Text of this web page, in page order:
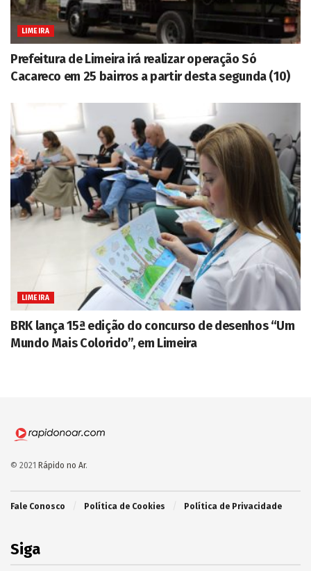
LIMEIRA
Prefeitura de Limeira irá realizar operação Só
Cacareco em 25 bairros a partir desta segunda (10)
LIMEIRA
BRK lança 15ª edição do concurso de desenhos “Um
Mundo Mais Colorido”, em Limeira
© 2021 Rápido no Ar.
Fale Conosco Política de Cookies Política de Privacidade
Siga